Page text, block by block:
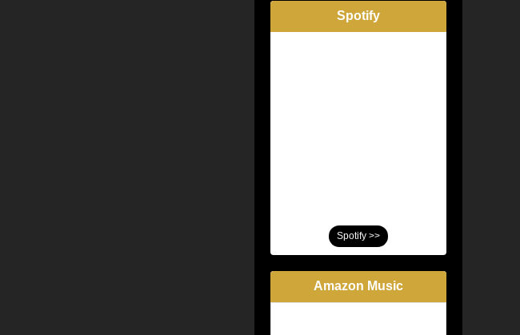
Spotify
Spotify >>
Amazon Music